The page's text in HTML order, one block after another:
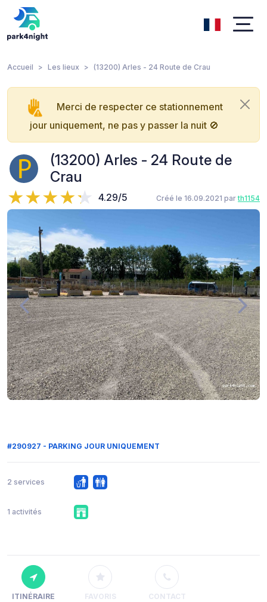
Accueil Les lieux (13200) Arles - 24 Route de Crau
Merci de respecter ce stationnement
jour uniquement, ne pas y passer la nuit 🚫
(13200) Arles - 24 Route de
Crau
4.29/5 Créé le 16.09.2021 parth1154
#290927 - PARKING JOUR UNIQUEMENT
2 services
1 activités
ITINÉRAIRE FAVORIS CONTACT